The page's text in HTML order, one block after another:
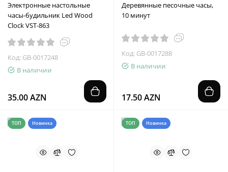
Электронные настольные
часы-будильник Led Wood
Clock VST-863
Код: GB-0017248
В наличии
35.00 AZN
Деревянные песочные часы,
10 минут
Код: GB-0017288
В наличии
17.50 AZN
ТОП Новинка ТОП Новинка